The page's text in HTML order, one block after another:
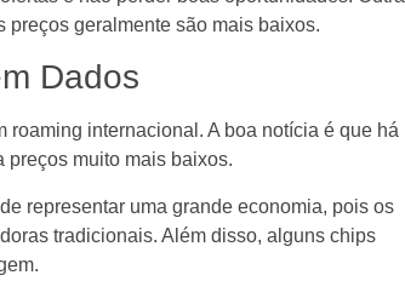
preços geralmente são mais baixos.
Dados
roaming internacional. A boa notícia é que há
preços muito mais baixos.
representar uma grande economia, pois os
tradicionais. Além disso, alguns chips